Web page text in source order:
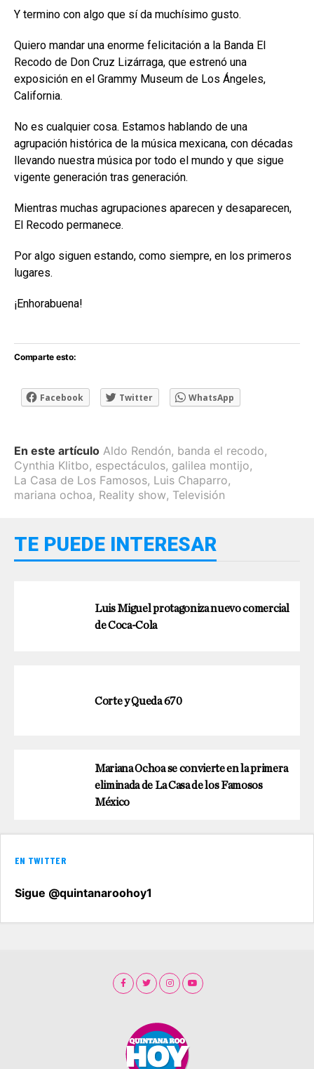
Y termino con algo que sí da muchísimo gusto.
Quiero mandar una enorme felicitación a la Banda El
Recodo de Don Cruz Lizárraga, que estrenó una
exposición en el Grammy Museum de Los Ángeles,
California.
No es cualquier cosa. Estamos hablando de una
agrupación histórica de la música mexicana, con décadas
llevando nuestra música por todo el mundo y que sigue
vigente generación tras generación.
Mientras muchas agrupaciones aparecen y desaparecen,
El Recodo permanece.
Por algo siguen estando, como siempre, en los primeros
lugares.
¡Enhorabuena!
Comparte esto:
Facebook Twitter WhatsApp
En este artículo Aldo Rendón, banda el recodo,
Cynthia Klitbo, espectáculos, galilea montijo,
La Casa de Los Famosos, Luis Chaparro,
mariana ochoa, Reality show, Televisión
TE PUEDE INTERESAR
Luis Miguel protagoniza nuevo comercial
de Coca-Cola
Corte y Queda 670
Mariana Ochoa se convierte en la primera
eliminada de La Casa de los Famosos
México
EN TWITTER
Sigue @quintanaroohoy1